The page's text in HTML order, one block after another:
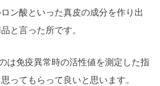
ン酸といった真皮の成分を作り出
と言った所です。
は免疫異常時の活性値を測定した指
ってもらって良いと思います。